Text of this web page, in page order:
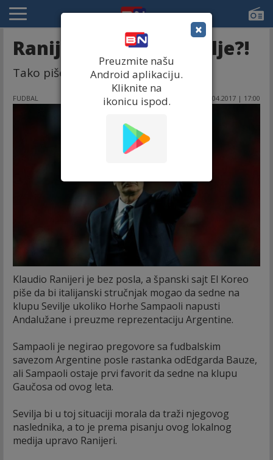
Ranijeri na klupi Sevilje?!
Tako piše španski El Koreo.
FUDBAL 21.04.2017 | 17:00
Klaudio Ranijeri je bez posla, a španski sajt El Koreo
piše da bi italijanski stručnjak mogao da sedne na
klupu Sevilje ukoliko Horhe Sampaoli napusti
Andalužane i preuzme reprezentaciju Argentine.
Sampaoli je negirao pregovore sa fudbalskim
savezom Argentine posle rastanka odEdgarda Bauze,
ali Sampaoli ostaje prvi favorit da sedne na klupu
Gaučosa od ovog leta.
Sevilja bi u toj situaciji morala da traži njegovog
naslednika, a to je prema pisanju ovog lokalnog
medija upravo Ranijeri.
×
Preuzmite našu
Android aplikaciju.
Kliknite na
ikonicu ispod.